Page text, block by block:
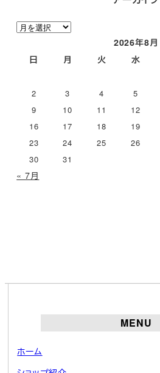
ア
2026年8月
日
月 火 水
2
3 4 5
9
10 11 12
16
17 18 19
23
24 25 26
30
31
« 7月
MENU
ホーム